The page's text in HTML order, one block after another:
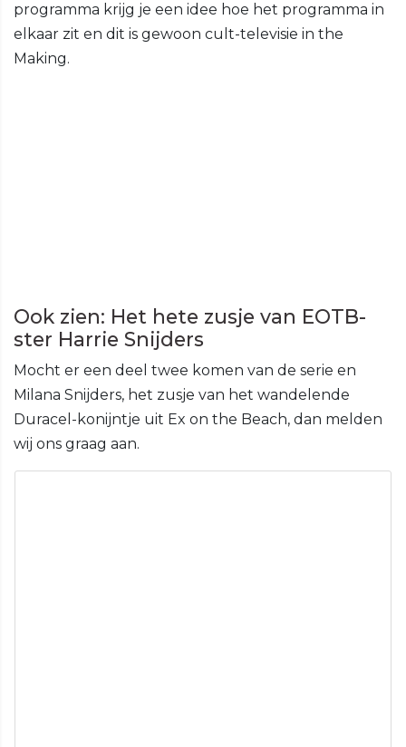
programma krijg je een idee hoe het programma in
elkaar zit en dit is gewoon cult-televisie in the
Making.
Ook zien: Het hete zusje van EOTB-
ster Harrie Snijders
Mocht er een deel twee komen van de serie en
Milana Snijders, het zusje van het wandelende
Duracel-konijntje uit Ex on the Beach, dan melden
wij ons graag aan.